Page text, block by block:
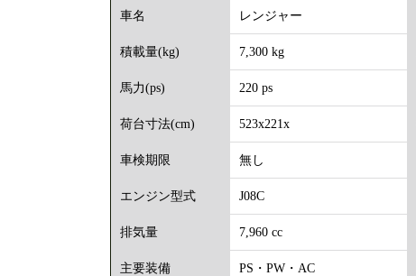
車名 レンジャー
積載量(kg) 7,300 kg
馬力(ps) 220 ps
荷台寸法(cm) 523x221x
車検期限 無し
エンジン型式 J08C
排気量 7,960 cc
主要装備 PS・PW・AC